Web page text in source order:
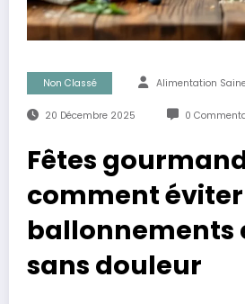
Non Classé Alimentation
20 Décembre 2025 0
Fêtes
comment
ballonnements
sans douleur